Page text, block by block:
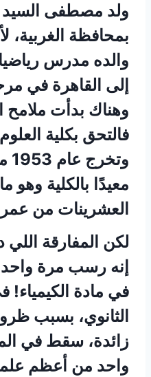
ولد مصطفى السيد
بمحافظة
والده مدرس
إلى القاهرة في
وهناك بدأت ملامح
فالتحق بكلية
معيدًا بالكلية وهو
العشرينات من
لكن المفارقة اللي
إنه رسب مرة
في مادة الكيمياء!
الثانوي، بسبب
زائدة، سقط في
واحد من أعظم